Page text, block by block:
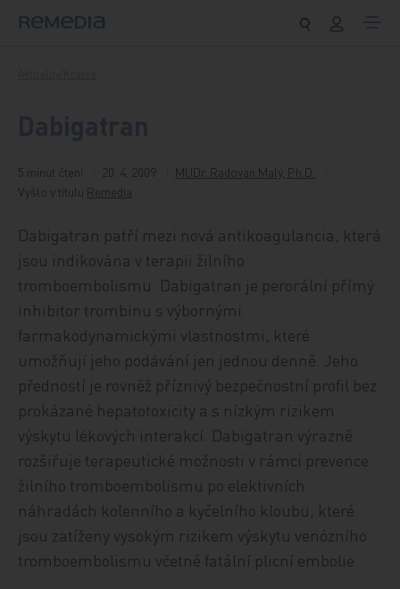
5 minut čtení 20. 4. 2009
MUDr. Radovan Malý, Ph.D.
Vyšlo v titulu Remedia
Dabigatran patří mezi nová antikoagulancia, která
jsou indikována v terapii žilního
tromboembolismu. Dabigatran je perorální přímý
inhibitor trombinu s výbornými
farmakodynamickými vlastnostmi, které
umožňují jeho podávání jen jednou denně. Jeho
předností je rovněž příznivý bezpečnostní profil bez
prokázané hepatotoxicity a s nízkým rizikem
výskytu lékových interakcí. Dabigatran výrazně
rozšiřuje terapeutické možnosti v rámci prevence
žilního tromboembolismu po elektivních
náhradách kolenního a kyčelního kloubu, které
jsou zatíženy vysokým rizikem výskytu venózního
tromboembolismu včetně fatální plicní embolie.